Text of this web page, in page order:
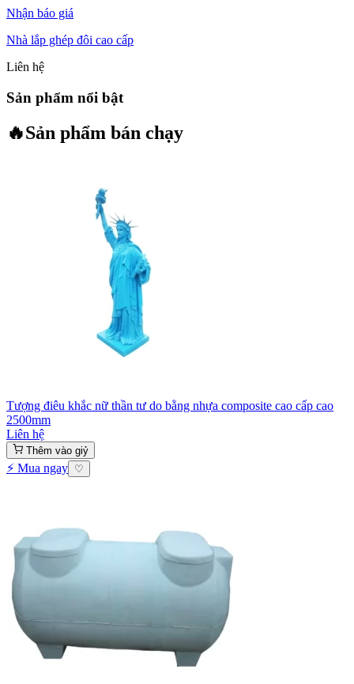
Nhận báo giá
Nhà lắp ghép đôi cao cấp
Liên hệ
Sản phẩm nổi bật
🔥Sản phẩm bán chạy
Tượng điêu khắc nữ thần tư do bằng nhựa composite cao cấp cao
2500mm
Liên hệ
Thêm vào giỷ
⚡ Mua ngay ♡